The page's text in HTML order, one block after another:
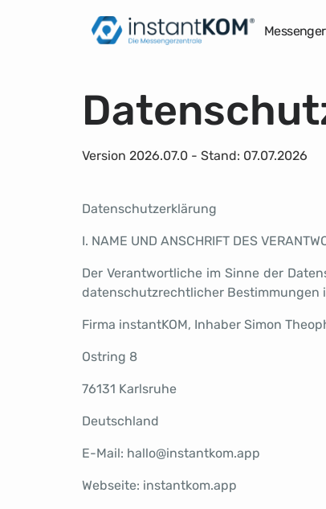
Messenger
Version 2026.07.0 - Stand: 07.07.2026
Datenschutzerklärung
I. NAME UND ANSCHRIFT DES
Der Verantwortliche im Sinne der
datenschutzrechtlicher Bestimmungen
Firma instantKOM, Inhaber Simon
Ostring 8
76131 Karlsruhe
Deutschland
E-Mail: hallo@instantkom.app
Webseite: instantkom.app